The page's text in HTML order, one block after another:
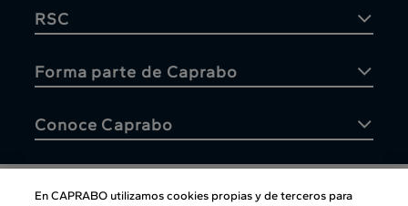
RSC
Forma parte de Caprabo
Conoce Caprabo
En CAPRABO utilizamos cookies propias y de terceros para